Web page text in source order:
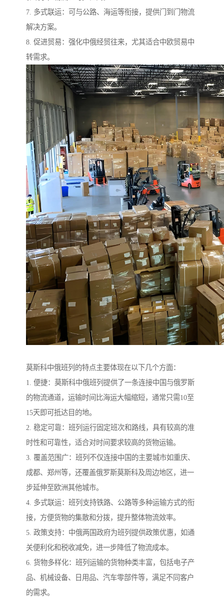
7. 多式联运：可与公路、海运等衔接，提供门到门物流
解决方案。
8. 促进贸易：强化中俄经贸往来，尤其适合中欧贸易中
转需求。
莫斯科中俄班列的特点主要体现在以下几个方面：
1. 便捷：莫斯科中俄班列提供了一条连接中国与俄罗斯
的物流通道，运输时间比海运大幅缩短，通常只需10至
15天即可抵达目的地。
2. 稳定可靠：班列运行固定班次和路线，具有较高的准
时性和可靠性，适合对时间要求较高的货物运输。
3. 覆盖范围广：班列不仅连接中国的主要城市如重庆、
成都、郑州等，还覆盖俄罗斯莫斯科及周边地区，进一
步延伸至欧洲其他城市。
4. 多式联运：班列支持铁路、公路等多种运输方式的衔
接，方便货物的集散和分拨，提升整体物流效率。
5. 政策支持：中俄两国政府为班列提供政策优惠，如通
关便利化和税收减免，进一步降低了物流成本。
6. 货物多样化：班列运输的货物种类丰富，包括电子产
品、机械设备、日用品、汽车零部件等，满足不同客户
的需求。